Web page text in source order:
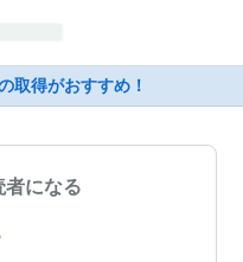
取得がおすすめ！
者になる